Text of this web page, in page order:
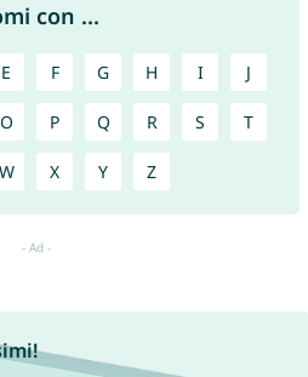
con ...
E F G H I J
O P Q R S T
W X Y Z